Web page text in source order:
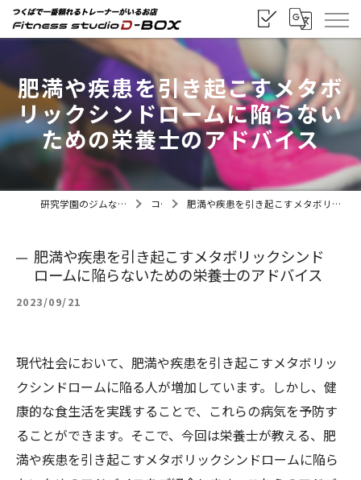
肥満や疾患を引き起こすメタボ
リックシンドロームに陥らない
ための栄養士のアドバイス
研究学園のジムならフィットネススタジオD-BOX コラム 肥満や疾患を引き起こすメタボリックシンドロームに陥らないための栄養士のアドバイス
肥満や疾患を引き起こすメタボリックシンド
ロームに陥らないための栄養士のアドバイス
2023/09/21
現代社会において、肥満や疾患を引き起こすメタボリッ
クシンドロームに陥る人が増加しています。しかし、健
康的な食生活を実践することで、これらの病気を予防す
ることができます。そこで、今回は栄養士が教える、肥
満や疾患を引き起こすメタボリックシンドロームに陥ら